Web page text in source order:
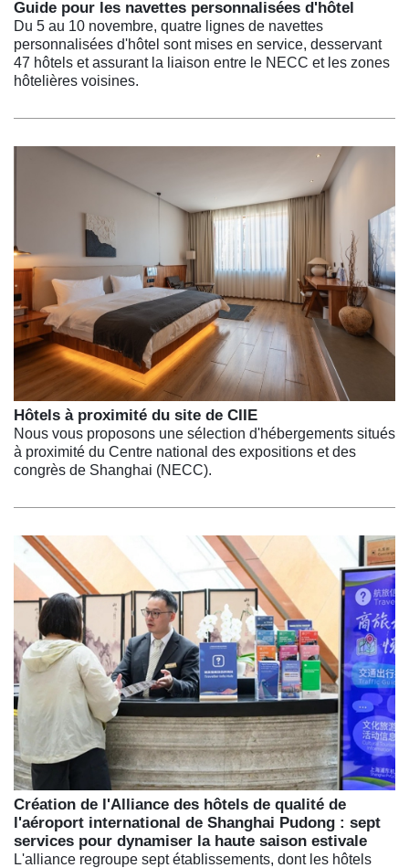
Guide pour les navettes personnalisées d'hôtel
Du 5 au 10 novembre, quatre lignes de navettes
personnalisées d'hôtel sont mises en service, desservant
47 hôtels et assurant la liaison entre le NECC et les zones
hôtelières voisines.
Hôtels à proximité du site de CIIE
Nous vous proposons une sélection d'hébergements situés
à proximité du Centre national des expositions et des
congrès de Shanghai (NECC).
Création de l'Alliance des hôtels de qualité de
l'aéroport international de Shanghai Pudong : sept
services pour dynamiser la haute saison estivale
L'alliance regroupe sept établissements, dont les hôtels